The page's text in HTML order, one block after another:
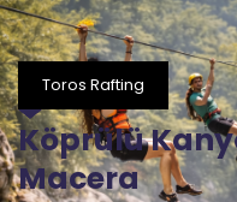
Toros Rafting
Köprülü
Macera